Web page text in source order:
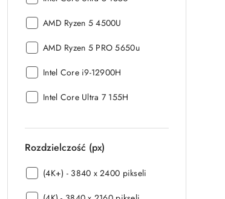
Model
AMD Ryzen 5 4500U
Model
AMD Ryzen 5 PRO 5650u
Model
Intel Core i9-12900H
Model
Intel Core Ultra 7 155H
Rozdzielczość (px)
Rozdzielczość
(4K+) - 3840 x 2400 pikseli